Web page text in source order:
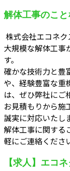
解体工事のこ
株式会社エコネ
大規模な解体工事
す。
確かな技術力と豊
や、経験豊富な重
は、ぜひ弊社にご
お見積もりから施
誠実に対応いたし
解体工事に関する
軽にご連絡くださ
【求人】エコ